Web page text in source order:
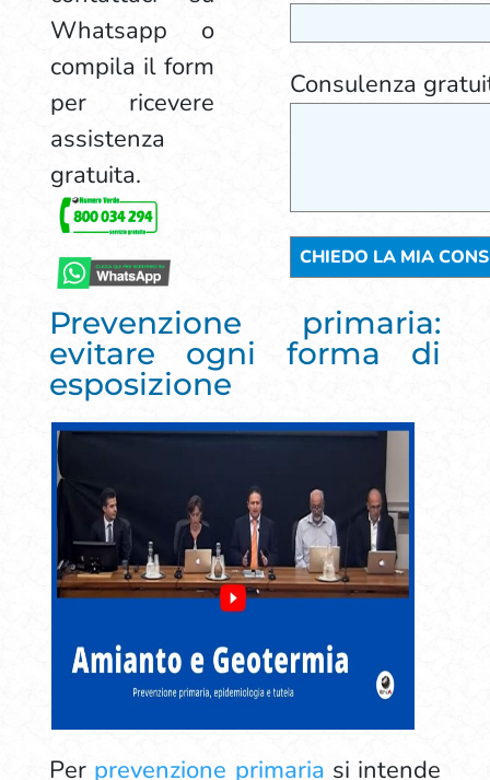
Whatsapp o
compila il form
per ricevere
assistenza
gratuita.
Consulenza
Prevenzione primaria:
evitare ogni forma di
esposizione
Per prevenzione primaria si intende